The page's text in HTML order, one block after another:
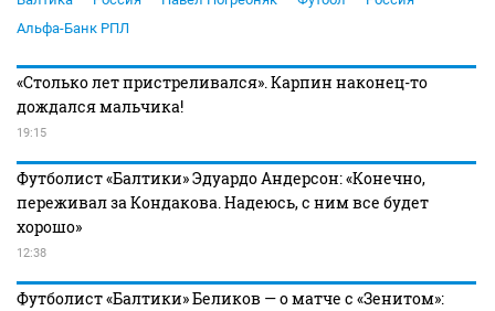
Альфа-Банк РПЛ
«Столько лет пристреливался». Карпин наконец-то
дождался мальчика!
19:15
Футболист «Балтики» Эдуардо Андерсон: «Конечно,
переживал за Кондакова. Надеюсь, с ним все будет
хорошо»
12:38
Футболист «Балтики» Беликов — о матче с «Зенитом»: